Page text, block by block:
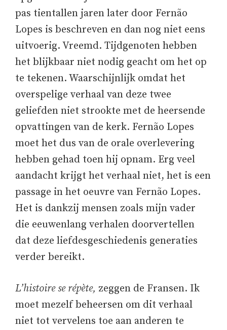
pas tientallen jaren later door Fernão
Lopes is beschreven en dan nog niet eens
uitvoerig. Vreemd. Tijdgenoten hebben
het blijkbaar niet nodig geacht om het op
te tekenen. Waarschijnlijk omdat het
overspelige verhaal van deze twee
geliefden niet strookte met de heersende
opvattingen van de kerk. Fernão Lopes
moet het dus van de orale overlevering
hebben gehad toen hij opnam. Erg veel
aandacht krijgt het verhaal niet, het is een
passage in het oeuvre van Fernão Lopes.
Het is dankzij mensen zoals mijn vader
die eeuwenlang verhalen doorvertellen
dat deze liefdesgeschiedenis generaties
verder bereikt.
L’histoire se répète, zeggen de Fransen. Ik
moet mezelf beheersen om dit verhaal
niet tot vervelens toe aan anderen te